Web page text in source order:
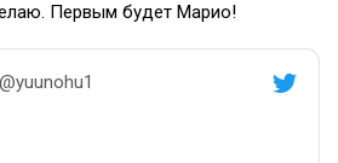
Первым будет Марио!
@yuunohu1